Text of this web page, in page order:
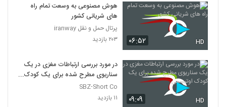
۰۶:۵۲ HD
هوش مصنوعی به وسعت تمام راه
های شریانی کشور
پرتال حمل و نقل iranway
۲۰۳ بازدید
۰۹:۰۹ HD
در مورد بررسی ارتباطات مغزی در یک
سناریوی مطرح شده برای یک کودک
اوتیسمی
SBZ-Short Co
۱۱ بازدید